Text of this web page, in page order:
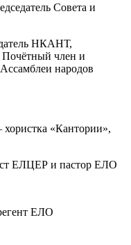
Совета и
НКАНТ,
член и
народов
«Кантории»,
ЕЛЦЕР и пастор ЕЛО
ЕЛО